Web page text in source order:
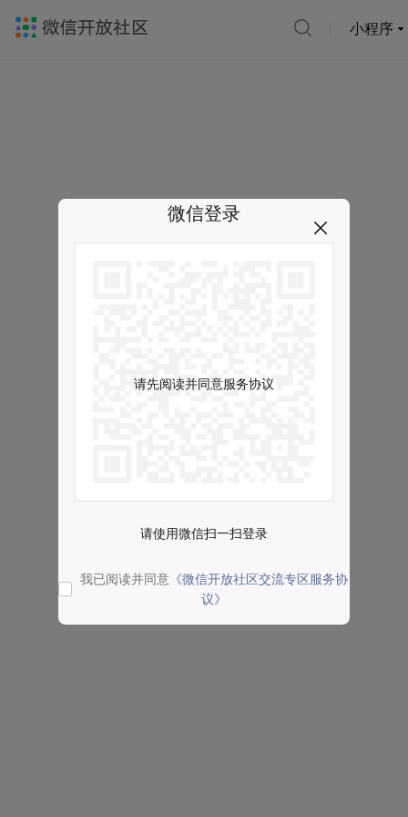
小程序
微信登录
请先阅读并同意服务协议
请使用微信扫一扫登录
我已阅读并同意 《微信开放社区交流专区服务协
议》